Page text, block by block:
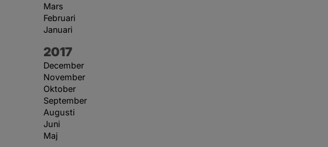
Mars
Februari
Januari
År:
2017
December
November
Oktober
September
Augusti
Juni
Maj